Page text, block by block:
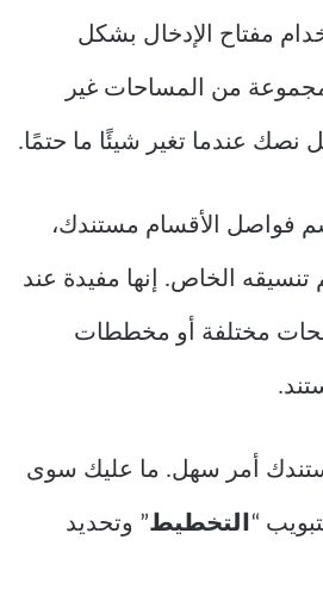
مفتاح الإدخال بشكل
مجموعة من المساحات غير
نصك عندما تغير شيئًا ما حتمًا.
فواصل الأقسام مستندك،
الخاص. إنها مفيدة عند
مختلفة أو مخططات
أمر سهل. ما عليك سوى
“ التخطيط” وتحديد